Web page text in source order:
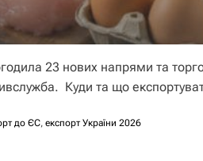
23 нових напрями та
Куди та що
до ЄС, експорт України 2026